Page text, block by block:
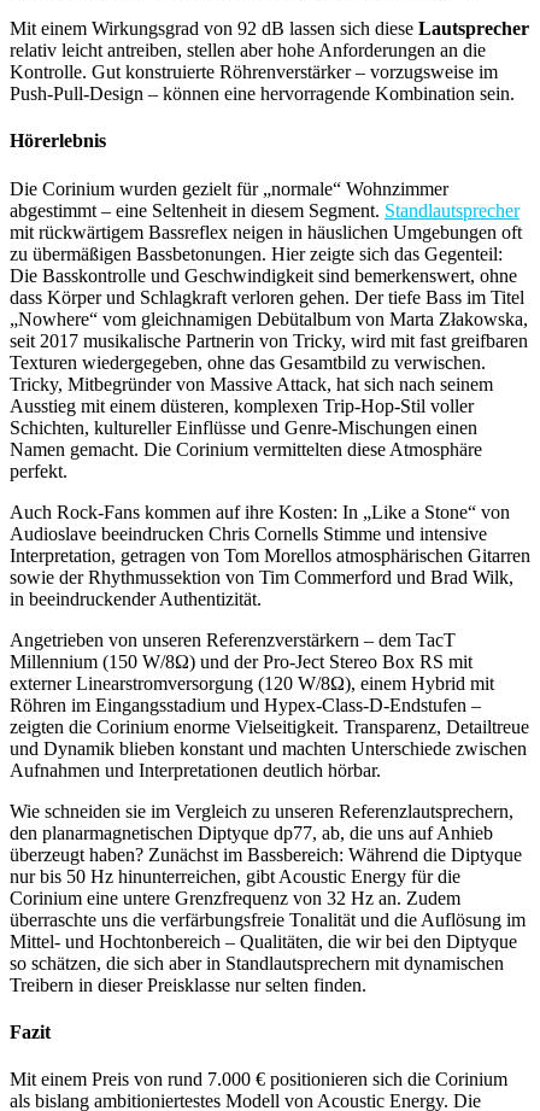
Mit einem Wirkungsgrad von 92 dB lassen sich diese Lautsprecher
relativ leicht antreiben, stellen aber hohe Anforderungen an die
Kontrolle. Gut konstruierte Röhrenverstärker – vorzugsweise im
Push-Pull-Design – können eine hervorragende Kombination sein.
Hörerlebnis
Die Corinium wurden gezielt für „normale“ Wohnzimmer
abgestimmt – eine Seltenheit in diesem Segment. Standlautsprecher
mit rückwärtigem Bassreflex neigen in häuslichen Umgebungen oft
zu übermäßigen Bassbetonungen. Hier zeigte sich das Gegenteil:
Die Basskontrolle und Geschwindigkeit sind bemerkenswert, ohne
dass Körper und Schlagkraft verloren gehen. Der tiefe Bass im Titel
„Nowhere“ vom gleichnamigen Debütalbum von Marta Złakowska,
seit 2017 musikalische Partnerin von Tricky, wird mit fast greifbaren
Texturen wiedergegeben, ohne das Gesamtbild zu verwischen.
Tricky, Mitbegründer von Massive Attack, hat sich nach seinem
Ausstieg mit einem düsteren, komplexen Trip-Hop-Stil voller
Schichten, kultureller Einflüsse und Genre-Mischungen einen
Namen gemacht. Die Corinium vermittelten diese Atmosphäre
perfekt.
Auch Rock-Fans kommen auf ihre Kosten: In „Like a Stone“ von
Audioslave beeindrucken Chris Cornells Stimme und intensive
Interpretation, getragen von Tom Morellos atmosphärischen Gitarren
sowie der Rhythmussektion von Tim Commerford und Brad Wilk,
in beeindruckender Authentizität.
Angetrieben von unseren Referenzverstärkern – dem TacT
Millennium (150 W/8Ω) und der Pro-Ject Stereo Box RS mit
externer Linearstromversorgung (120 W/8Ω), einem Hybrid mit
Röhren im Eingangsstadium und Hypex-Class-D-Endstufen –
zeigten die Corinium enorme Vielseitigkeit. Transparenz, Detailtreue
und Dynamik blieben konstant und machten Unterschiede zwischen
Aufnahmen und Interpretationen deutlich hörbar.
Wie schneiden sie im Vergleich zu unseren Referenzlautsprechern,
den planarmagnetischen Diptyque dp77, ab, die uns auf Anhieb
überzeugt haben? Zunächst im Bassbereich: Während die Diptyque
nur bis 50 Hz hinunterreichen, gibt Acoustic Energy für die
Corinium eine untere Grenzfrequenz von 32 Hz an. Zudem
überraschte uns die verfärbungsfreie Tonalität und die Auflösung im
Mittel- und Hochtonbereich – Qualitäten, die wir bei den Diptyque
so schätzen, die sich aber in Standlautsprechern mit dynamischen
Treibern in dieser Preisklasse nur selten finden.
Fazit
Mit einem Preis von rund 7.000 € positionieren sich die Corinium
als bislang ambitioniertestes Modell von Acoustic Energy. Die